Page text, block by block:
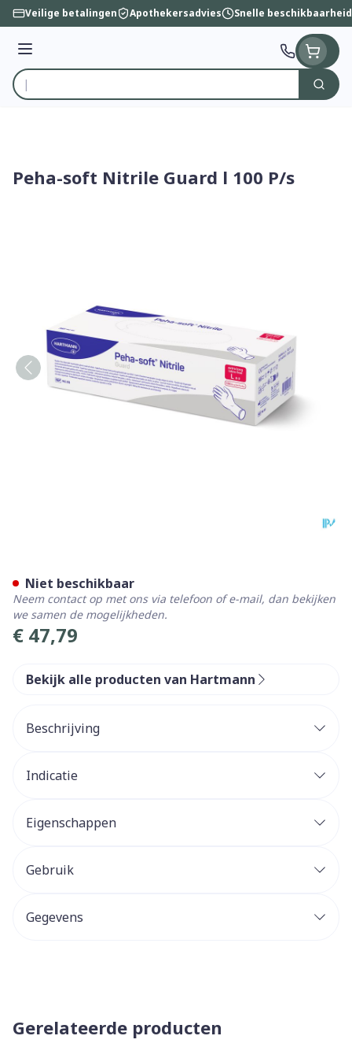
Ga naar de inhoud
Veilige betalingen Apothekersadvies Snelle beschikbaarheid
Menu
Product, merk, categorie...
Zoek
Peha-soft Nitrile Guard l 100 P/s
€ 47,79
Niet beschikbaar
Neem contact op met ons via telefoon of e-mail, dan bekijken
we samen de mogelijkheden.
Bekijk alle producten van Hartmann
Beschrijving
Indicatie
Eigenschappen
Gebruik
Gegevens
Gerelateerde producten